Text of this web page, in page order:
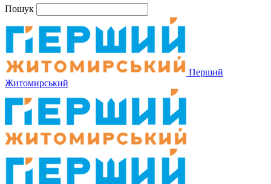
Пошук
Перший
Житомирський